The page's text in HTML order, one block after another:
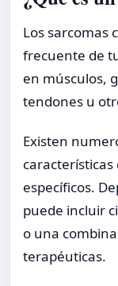
Los sarcomas
frecuente de
en músculos,
tendones u
Existen
específicos.
puede incluir
o una
terapéuticas.